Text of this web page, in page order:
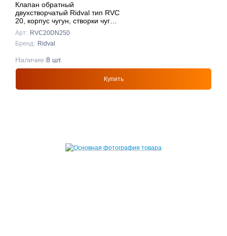
Клапан обратный
двухстворчатый Ridval тип RVC
20, корпус чугун, створки чуг
DN250 КРАСНЫЙ
Арт: RVC20DN250
Бренд: Ridval
Купить
Наличие:8 шт.